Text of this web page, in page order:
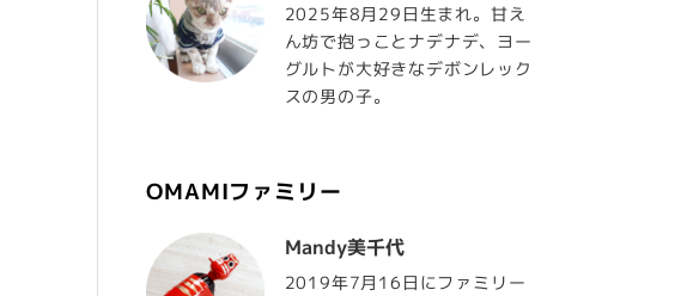
2025年8月29日生まれ。甘え
ん坊で抱っことナデナデ、ヨー
グルトが大好きなデボンレック
スの男の子。
OMAMIファミリー
Mandy美千代
2019年7月16日にファミリー